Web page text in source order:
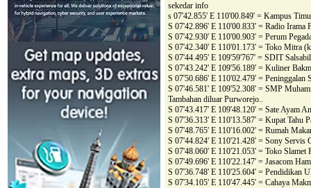
sekedar info
s 07'42.855' E 110'00.849' = Kampus
S 07'42.896' E 110'00.833' = Radio Irama
S 07'42.930' E 110'00.903' = Perum
S 07'42.340' E 110'01.173' = Toko Mitra
S 07'44.495' E 109'59'767' = SDIT
S 07'43.242' E 109'56.189' = Kuliner
S 07'50.686' E 110'02.479' = Peninggalan
S 07'46.581' E 109'52.308' = SMP
Tambahan diluar Purworejo..
S 07'43.417' E 109'48.120' = Sate Ayam
S 07'36.313' E 110'13.587' = Kupat Tahu
S 07'48.765' E 110'16.002' = Rumah
S 07'44.824' E 110'21.428' = Sony Servis
S 07'48.060' E 110'21.053' = Toko
S 07'49.696' E 110'22.147' = Jasacom
S 07'36.748' E 110'25.604' = Pendidikan
S 07'34.105' E 110'47.445' = Cahaya